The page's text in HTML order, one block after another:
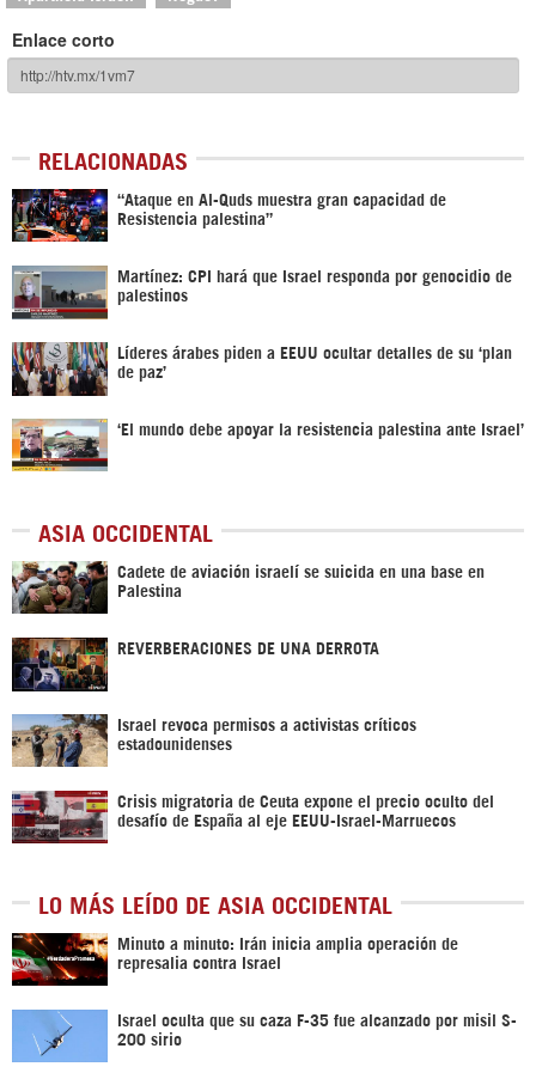
Enlace corto
RELACIONADAS
“Ataque en Al-Quds muestra gran capacidad de
Resistencia palestina”
Martínez: CPI hará que Israel responda por genocidio de
palestinos
Líderes árabes piden a EEUU ocultar detalles de su ‘plan
de paz’
‘El mundo debe apoyar la resistencia palestina ante Israel’
ASIA OCCIDENTAL
Cadete de aviación israelí se suicida en una base en
Palestina
REVERBERACIONES DE UNA DERROTA
Israel revoca permisos a activistas críticos
estadounidenses
Crisis migratoria de Ceuta expone el precio oculto del
desafío de España al eje EEUU-Israel-Marruecos
LO MÁS LEÍDO DE ASIA OCCIDENTAL
Minuto a minuto: Irán inicia amplia operación de
represalia contra Israel
Israel oculta que su caza F-35 fue alcanzado por misil S-
200 sirio